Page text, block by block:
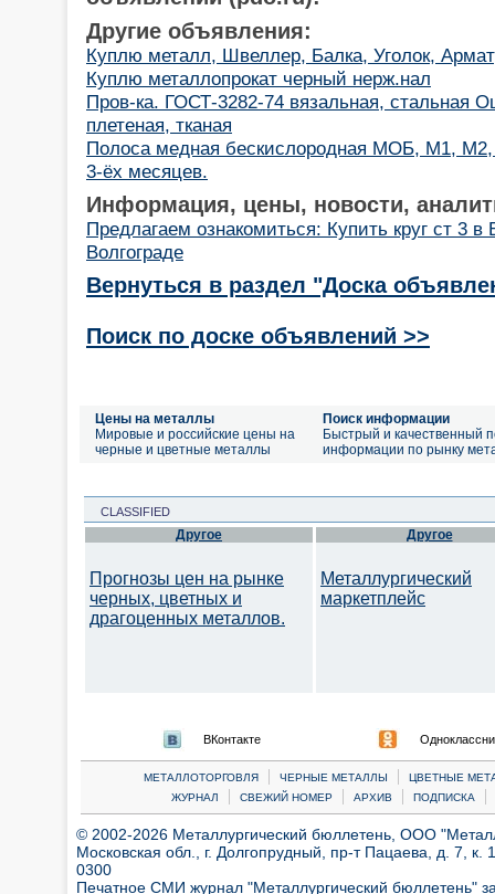
Другие объявления:
Куплю металл, Швеллер, Балка, Уголок,
Куплю металлопрокат черный нерж.нал
Пров-ка. ГОСТ-3282-74 вязальная, стальная
плетеная, тканая
Полоса медная бескислородная МОБ, М1,
3-ёх месяцев.
Информация, цены, новости,
Предлагаем ознакомиться: Купить круг ст 3 в
Волгограде
Вернуться в раздел "Доска
Поиск по доске объявлений >>
Цены на металлы
Мировые и российские цены на
черные и цветные металлы
Поиск информации
Быстрый и качественный
информации по рынку
CLASSIFIED
Другое
Прогнозы цен на рынке
черных, цветных и
драгоценных металлов.
Другое
Металлургический
маркетплейс
ВКонтакте
МЕТАЛЛОТОРГОВЛЯ | ЧЕРНЫЕ МЕТАЛЛЫ |
ЦВЕТНЫЕ
ЖУРНАЛ
| СВЕЖИЙ НОМЕР | АРХИВ | ПОДПИСКА |
© 2002-2026 Металлургический бюллетень, ООО
Московская обл., г. Долгопрудный, пр-т Пацаева, д. 7,
0300
Печатное СМИ журнал "Металлургический бюллетень"